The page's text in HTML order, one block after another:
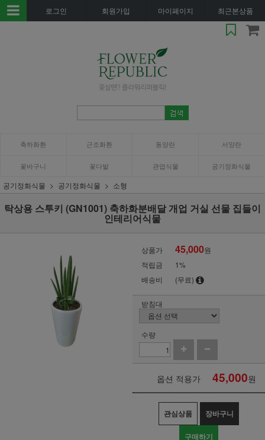
로그인 회원가입 마이페이지 최근본상품
축하화환 근조화환 동양란 서양란
꽃바구니 꽃다발 관엽식물 공기정화식물
공기정화식물 공기정화식물 소형
탁상용 스투키 (GN1001) 축하화분배달 개업 거실 선물 집들이
인테리어식물
상품가 45,000원
적립금
1%
배송비
(무료)
받침대
수량
옵션 적용가 45,000원
관심상품 장바구니
구매하기